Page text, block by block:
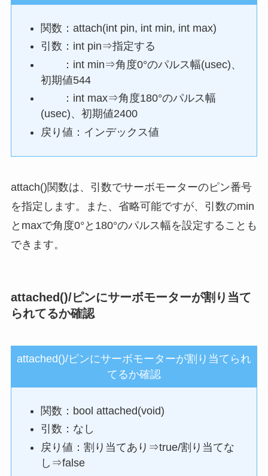
関数：attach(int pin, int min, int max)
引数：int pin⇒指定する
：int min⇒角度0°のパルス幅(usec)、
初期値544
：int max⇒角度180°のパルス幅
(usec)、初期値2400
戻り値：インデックス値
attach()関数は、引数でサーボモーターのピン番号
を指定します。また、省略可能ですが、引数のmin
とmaxで角度0°と180°のパルス幅を設定することも
できます。
attached()/ピンにサーボモーターが割り当て
られてるか確認
attached()/ピンにサーボモーターが割り当てられ
てるか確認
関数：bool attached(void)
引数：なし
戻り値：割り当てあり⇒true/割り当てな
し⇒false